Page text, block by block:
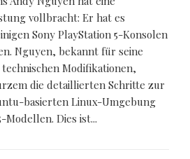
vollbracht: Er hat es
Sony PlayStation 5-Konsolen
Nguyen, bekannt für seine
Modifikationen,
die detaillierten Schritte zur
basierten Linux-Umgebung
Modellen. Dies ist...